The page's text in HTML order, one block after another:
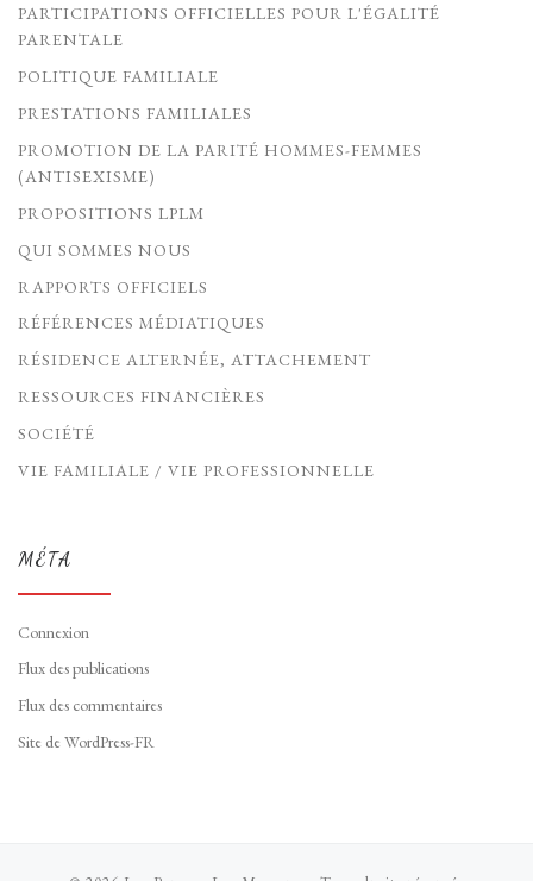
PARTICIPATIONS OFFICIELLES POUR L'ÉGALITÉ
PARENTALE
POLITIQUE FAMILIALE
PRESTATIONS FAMILIALES
PROMOTION DE LA PARITÉ HOMMES-FEMMES
(ANTISEXISME)
PROPOSITIONS LPLM
QUI SOMMES NOUS
RAPPORTS OFFICIELS
RÉFÉRENCES MÉDIATIQUES
RÉSIDENCE ALTERNÉE, ATTACHEMENT
RESSOURCES FINANCIÈRES
SOCIÉTÉ
VIE FAMILIALE / VIE PROFESSIONNELLE
MÉTA
Connexion
Flux des publications
Flux des commentaires
Site de WordPress-FR